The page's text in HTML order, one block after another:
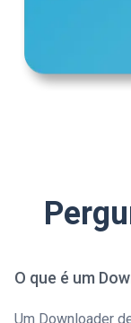
O que é um
Um Downloader